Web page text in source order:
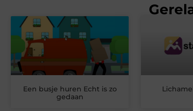
Een busje huren Echt is zo
gedaan